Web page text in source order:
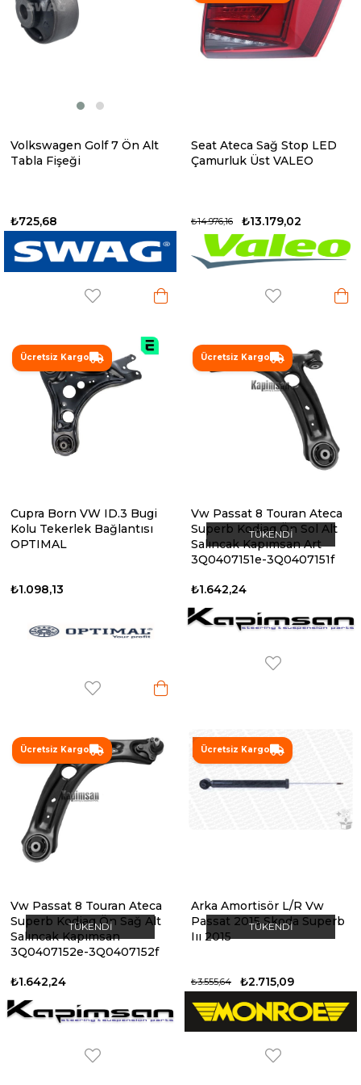
Volkswagen Golf 7 Ön Alt
Tabla Fişeği
₺725,68
Seat Ateca Sağ Stop LED
Çamurluk Üst VALEO
₺13.179,02
₺14.976,16
Ücretsiz Kargo
Cupra Born VW ID.3 Bugi
Kolu Tekerlek Bağlantısı
OPTIMAL
₺1.098,13
Ücretsiz Kargo
TÜKENDI
Vw Passat 8 Touran Ateca
Superb Kodiaq Ön Sol Alt
Salıncak Kapımsan Art
3Q0407151e-3Q0407151f
₺1.642,24
Ücretsiz Kargo
TÜKENDI
Vw Passat 8 Touran Ateca
Superb Kodiaq Ön Sağ Alt
Salıncak Kapımsan
3Q0407152e-3Q0407152f
₺1.642,24
Ücretsiz Kargo
TÜKENDI
Arka Amortisör L/R Vw
Passat 2015 Skoda Superb
Iıı 2015
₺2.715,09
₺3.555,64
%24